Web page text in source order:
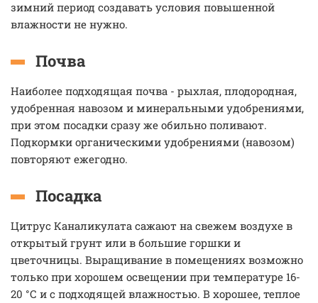
зимний период создавать условия повышенной
влажности не нужно.
Почва
Наиболее подходящая почва - рыхлая, плодородная,
удобренная навозом и минеральными удобрениями,
при этом посадки сразу же обильно поливают.
Подкормки органическими удобрениями (навозом)
повторяют ежегодно.
Посадка
Цитрус Каналикулата сажают на свежем воздухе в
открытый грунт или в большие горшки и
цветочницы. Выращивание в помещениях возможно
только при хорошем освещении при температуре 16-
20 °С и с подходящей влажностью. В хорошее, теплое